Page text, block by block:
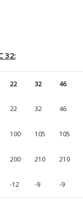
32:
22 32 46
22 32 46
100 105 105
200 210 210
-12 -9 -9